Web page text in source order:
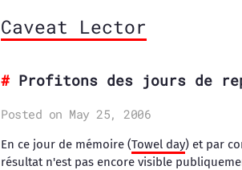
Caveat Lector
Profitons des jours de
Posted on May 25, 2006
En ce jour de mémoire (Towel day) et par
résultat n'est pas encore visible